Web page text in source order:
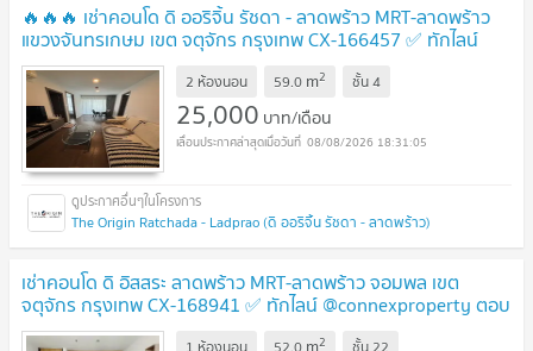
🔥🔥🔥 เช่าคอนโด ดิ ออริจิ้น รัชดา - ลาดพร้าว MRT-ลาดพร้าว
แขวงจันทรเกษม เขต จตุจักร กรุงเทพ CX-166457 ✅ ทักไลน์
@connexproperty ตอบทันที ทีมงานมืออาชีพ ✅ 🔥🔥🔥
2 ห้องนอน 59.0 m2 ชั้น4
25,000 บาท/เดือน
08/08/2026 18:31:05
The Origin Ratchada - Ladprao (ดิ ออริจิ้น รัชดา - ลาดพร้าว)
เช่าคอนโด ดิ อิสสระ ลาดพร้าว MRT-ลาดพร้าว จอมพล เขต
จตุจักร กรุงเทพ CX-168941 ✅ ทักไลน์ @connexproperty ตอบ
ทันที ทีมงานมืออาชีพ ✅
1 ห้องนอน 52.0 2 ชั้น22